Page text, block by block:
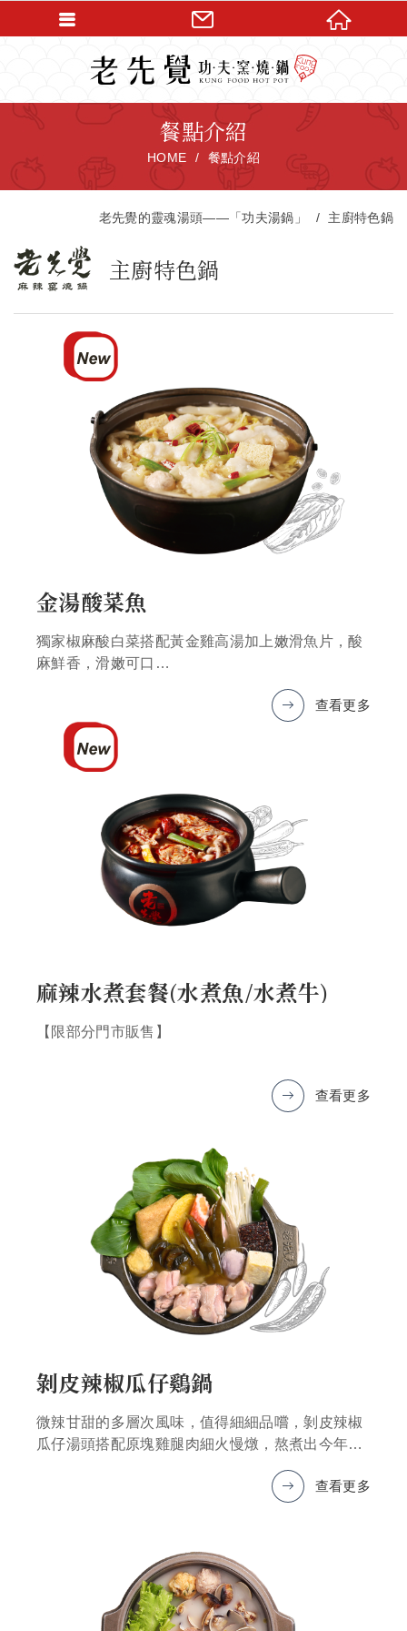
餐點介紹
HOME 餐點介紹
老先覺的靈魂湯頭——「功夫湯鍋」 主廚特色鍋
主廚特色鍋
金湯酸菜魚
獨家椒麻酸白菜搭配黃金雞高湯加上嫩滑魚片，酸
麻鮮香，滑嫩可口
查看更多
麻辣水煮套餐(水煮魚/水煮牛)
【限部分門市販售】
查看更多
剝皮辣椒瓜仔鷄鍋
微辣甘甜的多層次風味，值得細細品嚐，剝皮辣椒
瓜仔湯頭搭配原塊雞腿肉細火慢燉，熬煮出今年冬
查看更多